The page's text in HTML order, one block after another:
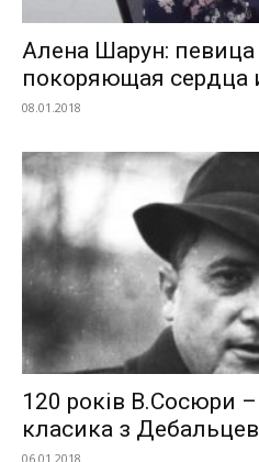
Алена Шарун:
покоряющая сердца
08.01.2018
120 років В.Сосюри –
класика з
06.01.2018